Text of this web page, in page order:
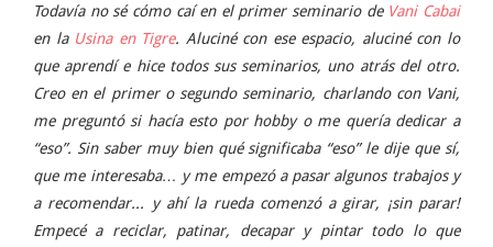
Todavía no sé cómo caí en el primer seminario de Vani Cabai
en la Usina en Tigre. Aluciné con ese espacio, aluciné con lo
que aprendí e hice todos sus seminarios, uno atrás del otro.
Creo en el primer o segundo seminario, charlando con Vani,
me preguntó si hacía esto por hobby o me quería dedicar a
“eso”. Sin saber muy bien qué significaba “eso” le dije que sí,
que me interesaba… y me empezó a pasar algunos trabajos y
a recomendar... y ahí la rueda comenzó a girar, ¡sin parar!
Empecé a reciclar, patinar, decapar y pintar todo lo que